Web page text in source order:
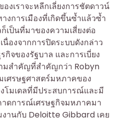
เราจะหลีกเลี่ยงการชัตดาวน์
งการเมืองที่เกิดขึ้นซ้ำแล้วซ้ำ
เป็นที่มาของความเสี่ยงต่อ
องจากการปิดระบบดังกล่าว
กิจของรัฐบาล และการเบี่ยง
มสำคัญที่สำคัญกว่า Robyn
ศรษฐศาสตร์มหภาคของ
โมเดลที่มีประสบการณ์และมี
าดการณ์เศรษฐกิจมหภาคมา
านกับ Deloitte Gibbard เคย